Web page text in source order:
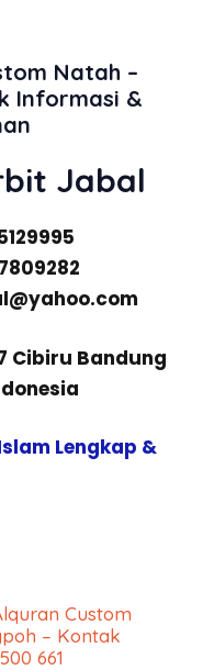
Natah –
Informasi &
Jabal
Cibiru Bandung
Lengkap &
Custom
– Kontak
661